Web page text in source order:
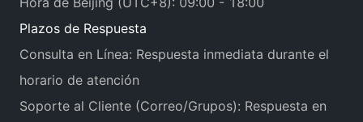
Plazos de Respuesta
Consulta en Línea: Respuesta inmediata durante el
horario de atención
Soporte al Cliente (Correo/Grupos): Respuesta en